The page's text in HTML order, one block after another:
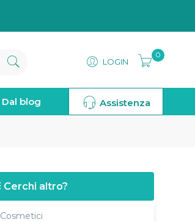
LOGIN
0
Dal blog Assistenza
Cerchi altro?
Cosmetici